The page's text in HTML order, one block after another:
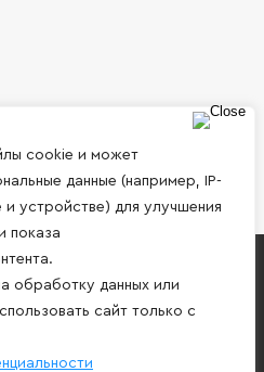
cookie и может
данные (например, IP-
устройстве) для улучшения
показа
обработку данных или
сайт только с
лицами и
расчету!
на сайте носит